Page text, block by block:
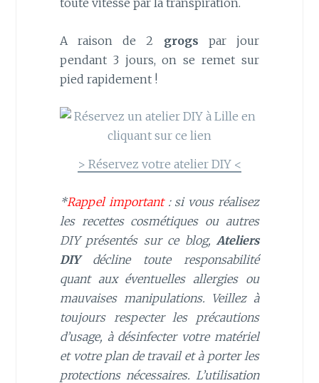
toute vitesse par la transpiration.
A raison de 2 grogs par jour
pendant 3 jours, on se remet sur
pied rapidement !
> Réservez votre atelier DIY <
*Rappel important: si vous réalisez
les recettes cosmétiques ou autres
DIY présentés sur ce blog, Ateliers
DIYdécline toute responsabilité
quant aux éventuelles allergies ou
mauvaises manipulations. Veillez à
toujours respecter les précautions
d’usage, à désinfecter votre matériel
et votre plan de travail et à porter les
protections nécessaires. L’utilisation